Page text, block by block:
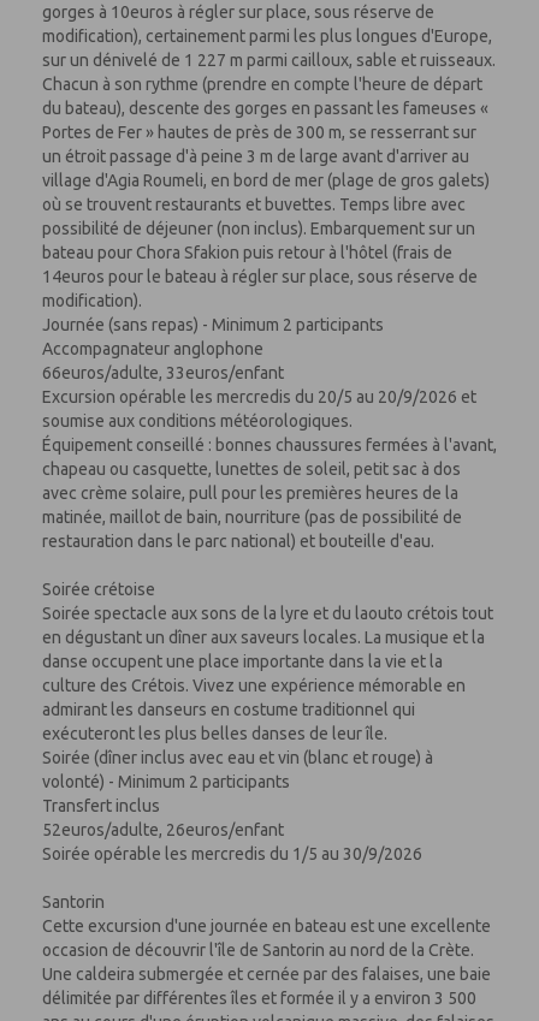
gorges à 10euros à régler sur place, sous réserve de
modification), certainement parmi les plus longues d'Europe,
sur un dénivelé de 1 227 m parmi cailloux, sable et ruisseaux.
Chacun à son rythme (prendre en compte l'heure de départ
du bateau), descente des gorges en passant les fameuses «
Portes de Fer » hautes de près de 300 m, se resserrant sur
un étroit passage d'à peine 3 m de large avant d'arriver au
village d'Agia Roumeli, en bord de mer (plage de gros galets)
où se trouvent restaurants et buvettes. Temps libre avec
possibilité de déjeuner (non inclus). Embarquement sur un
bateau pour Chora Sfakion puis retour à l'hôtel (frais de
14euros pour le bateau à régler sur place, sous réserve de
modification).
Journée (sans repas) - Minimum 2 participants
Accompagnateur anglophone
66euros/adulte, 33euros/enfant
Excursion opérable les mercredis du 20/5 au 20/9/2026 et
soumise aux conditions météorologiques.
Équipement conseillé : bonnes chaussures fermées à l'avant,
chapeau ou casquette, lunettes de soleil, petit sac à dos
avec crème solaire, pull pour les premières heures de la
matinée, maillot de bain, nourriture (pas de possibilité de
restauration dans le parc national) et bouteille d'eau.
Soirée crétoise
Soirée spectacle aux sons de la lyre et du laouto crétois tout
en dégustant un dîner aux saveurs locales. La musique et la
danse occupent une place importante dans la vie et la
culture des Crétois. Vivez une expérience mémorable en
admirant les danseurs en costume traditionnel qui
exécuteront les plus belles danses de leur île.
Soirée (dîner inclus avec eau et vin (blanc et rouge) à
volonté) - Minimum 2 participants
Transfert inclus
52euros/adulte, 26euros/enfant
Soirée opérable les mercredis du 1/5 au 30/9/2026
Santorin
Cette excursion d'une journée en bateau est une excellente
occasion de découvrir l'île de Santorin au nord de la Crète.
Une caldeira submergée et cernée par des falaises, une baie
délimitée par différentes îles et formée il y a environ 3 500